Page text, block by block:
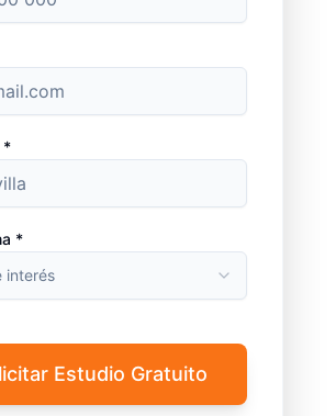
*
*
interés
Estudio Gratuito